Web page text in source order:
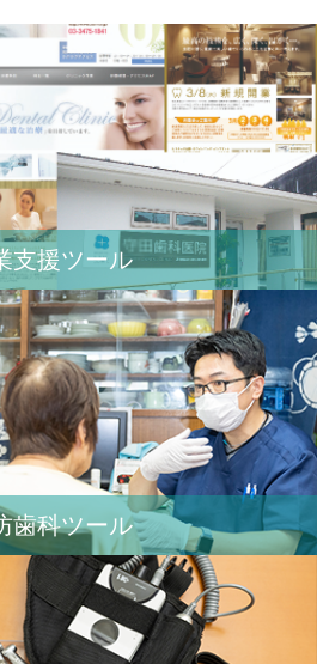
⽀援ツール
歯科ツール